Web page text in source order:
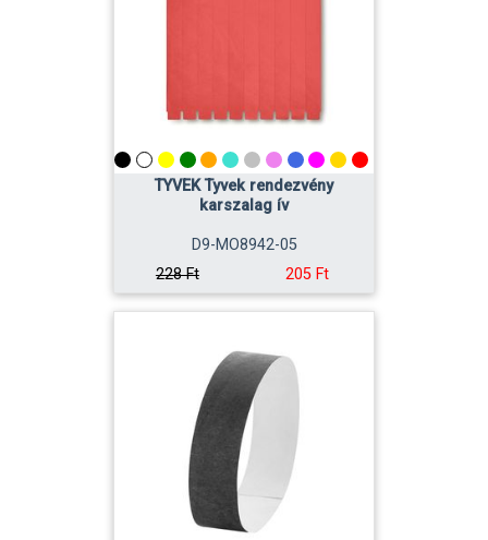
TYVEK Tyvek rendezvény
karszalag ív
D9-MO8942-05
228 Ft
205 Ft